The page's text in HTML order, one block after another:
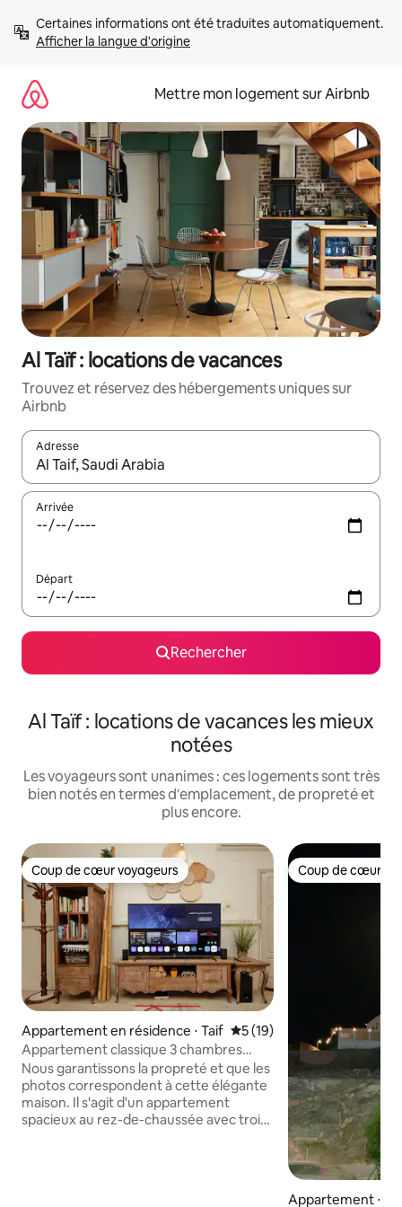
directement
Afficher la langue d'origine
Mettre mon logement sur Airbnb
Al Taïf : locations de vacances
Trouvez et réservez des hébergements uniques sur
Airbnb
Adresse
Lorsque les résultats s'affichent, utilisez les flèches vers le
Arrivée
Départ
Rechercher
Al Taïf : locations de vacances les mieux
notées
Les voyageurs sont unanimes : ces logements sont très
bien notés en termes d'emplacement, de propreté et
plus encore.
Coup de cœur voyageurs
Coup de cœur voyageurs
Appartement en résidence ⋅ Taif Évaluation moyenne sur la
5 (19)
Appartement classique 3 chambres
1 salon cour
Nous garantissons la propreté et que les
photos correspondent à cette élégante
maison. Il s'agit d'un appartement
spacieux au rez-de-chaussée avec trois
Coup de cœur
Coup de cœur
Appartement ⋅